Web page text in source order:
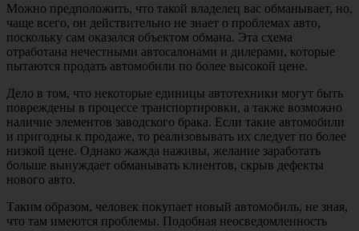
Можно предположить, что такой владелец вас обманывает, но,
чаще всего, он действительно не знает о проблемах авто,
поскольку сам оказался объектом обмана. Эта схема
отработана нечестными автосалонами и дилерами, которые
пытаются продать автомобили по более высокой цене.
Дело в том, что некоторые единицы автотехники могут быть
повреждены в процессе транспортировки, а также возможно
наличие элементов заводского брака. Если такие автомобили
и пригодны к продаже, то реализовывать их следует по более
низкой цене. Однако жажда наживы, желание заработать
больше вынуждает обманывать клиентов, скрыв дефекты
нового авто.
Таким образом, человек покупает новый автомобиль, не зная,
что там имеются проблемы. Подобная неосведомленность